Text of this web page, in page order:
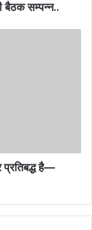
बैठक सम्पन्न..
है—